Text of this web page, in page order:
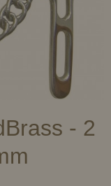
- 2